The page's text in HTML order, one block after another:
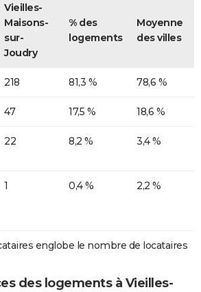
Vieilles-
Maisons-
sur-
Joudry
% des
logements
Moyenne
des villes
218 81,3 % 78,6 %
47 17,5 % 18,6 %
22 8,2 % 3,4 %
1 0,4 % 2,2 %
englobe le nombre de locataires
des logements à Vieilles-